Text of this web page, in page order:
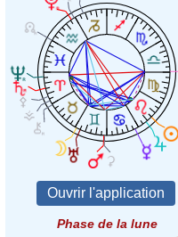
Phase de la lune